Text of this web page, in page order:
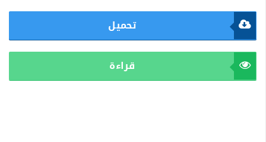
تحميل
قراءة